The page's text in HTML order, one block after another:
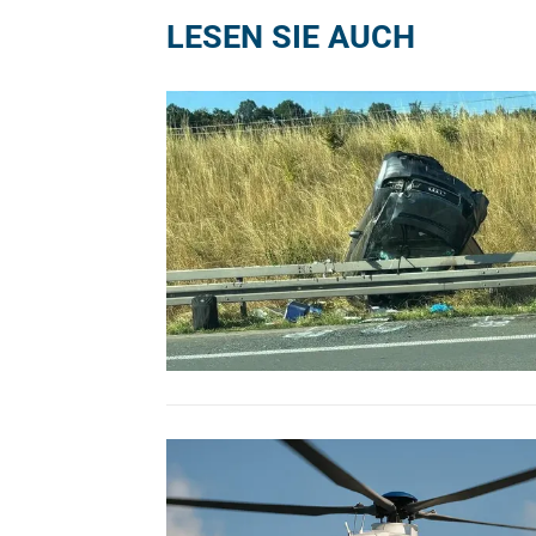
LESEN SIE AUCH